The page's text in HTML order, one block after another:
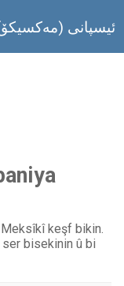
ئیسپانی
keşf bikin.
bisekinin û bi